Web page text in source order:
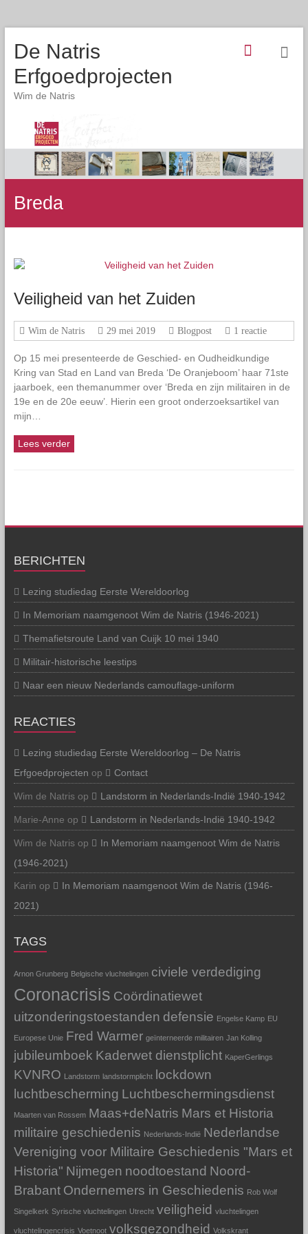
De Natris
Erfgoedprojecten
Wim de Natris
Breda
Veiligheid van het Zuiden
Wim de Natris 29 mei 2019 Blogpost 1 reactie
Op 15 mei presenteerde de Geschied- en Oudheidkundige
Kring van Stad en Land van Breda ‘De Oranjeboom’ haar 71ste
jaarboek, een themanummer over ‘Breda en zijn militairen in de
19e en de 20e eeuw’. Hierin een groot onderzoeksartikel van
mijn…
Lees verder
BERICHTEN
Lezing studiedag Eerste Wereldoorlog
In Memoriam naamgenoot Wim de Natris (1946-2021)
Themafietsroute Land van Cuijk 10 mei 1940
Militair-historische leestips
Naar een nieuw Nederlands camouflage-uniform
REACTIES
Lezing studiedag Eerste Wereldoorlog – De Natris
Erfgoedprojecten op Contact
Wim de Natrisop Landstorm in Nederlands-Indië 1940-1942
Marie-Anne op Landstorm in Nederlands-Indië 1940-1942
Wim de Natrisop
In Memoriam naamgenoot Wim de Natris
(1946-2021)
Karin op
In Memoriam naamgenoot Wim de Natris (1946-
2021)
TAGS
Arnon Grunberg Belgische vluchtelingen civiele verdediging
Coronacrisis Coördinatiewet
uitzonderingstoestanden defensie Engelse Kamp EU
Europese Unie Fred Warmer geïnterneerde militairen Jan Kolling
jubileumboek Kaderwet dienstplicht KaperGerlings
KVNRO Landstorm landstormplicht
lockdown
luchtbescherming Luchtbeschermingsdienst
Maarten van Rossem Maas+deNatris Mars et Historia
militaire geschiedenis Nederlands-Indië Nederlandse
Vereniging voor Militaire Geschiedenis "Mars et
Historia" Nijmegen noodtoestand Noord-
Brabant Ondernemers in Geschiedenis Rob Wolf
Singelkerk Syrische vluchtelingen Utrecht veiligheid vluchtelingen
vluchtelingencrisis Voetnoot volksgezondheid Volkskrant